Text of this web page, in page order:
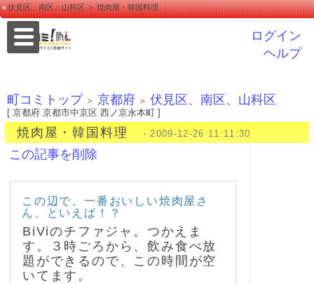
伏見区、南区、山科区 ＞ 焼肉屋・韓国料理
ログイン
ヘルプ
町コミトップ ＞ 京都府 ＞ 伏見区、南区、山科区
[ 京都府 京都市中京区 西ノ京永本町 ]
焼肉屋・韓国料理 - 2009-12-26 11:11:30
この記事を削除
この辺で、一番おいしい焼肉屋さ
ん、といえば！？
BiViのチファジャ。つかえま
す。３時ごろから、飲み食べ放
題ができるので、この時間が空
いてます。